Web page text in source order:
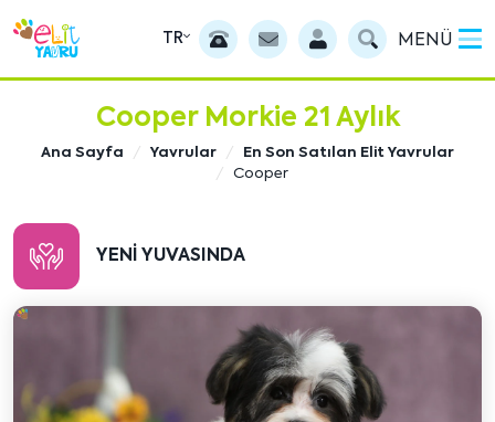
TR MENÜ
Cooper Morkie 21 Aylık
Ana Sayfa Yavrular
En Son Satılan Elit Yavrular
Cooper
YENI YUVASINDA